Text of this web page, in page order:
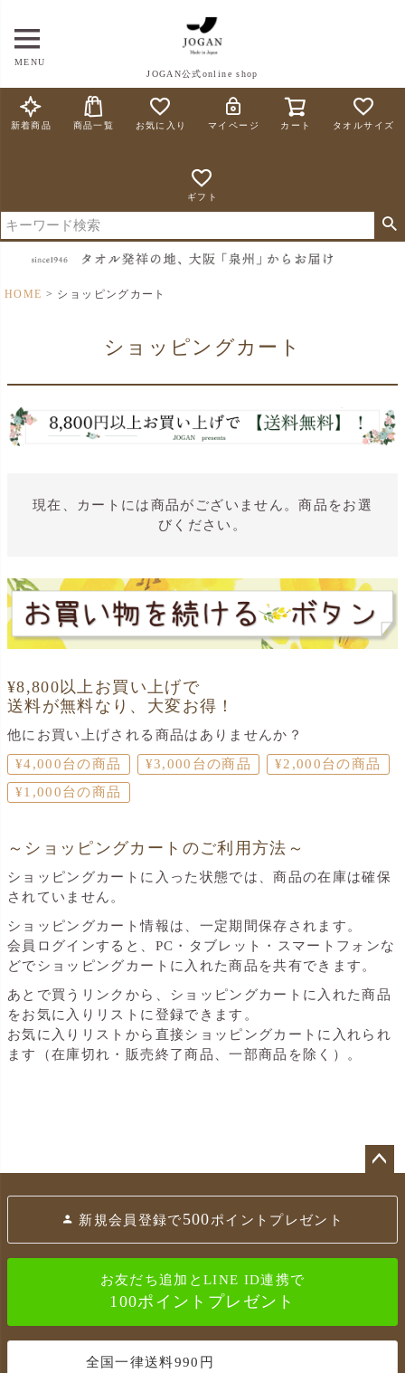
MENU
JOGAN公式online shop
新着商品 商品一覧 お気に入り マイページ カート タオルサイズ
ギフト
HOME ショッピングカート
ショッピングカート
現在、カートには商品がございません。商品をお選
びください。
¥8,800以上お買い上げで
送料が無料なり、大変お得！
他にお買い上げされる商品はありませんか？
¥4,000台の商品
¥3,000台の商品
¥2,000台の商品
¥1,000台の商品
～ショッピングカートのご利用方法～
ショッピングカートに入った状態では、商品の在庫は確保
されていません。
ショッピングカート情報は、一定期間保存されます。
会員ログインすると、PC・タブレット・スマートフォンな
どでショッピングカートに入れた商品を共有できます。
あとで買うリンクから、ショッピングカートに入れた商品
をお気に入りリストに登録できます。
お気に入りリストから直接ショッピングカートに入れられ
ます（在庫切れ・販売終了商品、一部商品を除く）。
ト
新規会員登録で500ポイントプレゼント
お友だち追加とLINE ID連携で
100ポイントプレゼント
全国一律送料990円